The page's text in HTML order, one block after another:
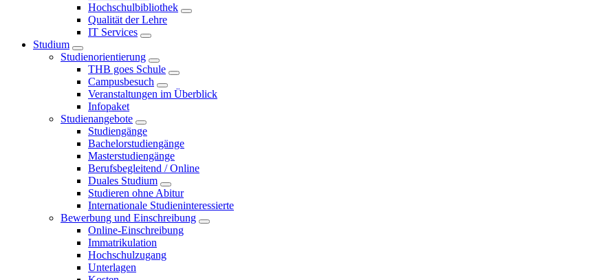
Hochschulbibliothek
Qualität der Lehre
IT Services
Studium
Studienorientierung
THB goes Schule
Campusbesuch
Veranstaltungen im Überblick
Infopaket
Studienangebote
Studiengänge
Bachelorstudiengänge
Masterstudiengänge
Berufsbegleitend / Online
Duales Studium
Studieren ohne Abitur
Internationale Studieninteressierte
Bewerbung und Einschreibung
Online-Einschreibung
Immatrikulation
Hochschulzugang
Unterlagen